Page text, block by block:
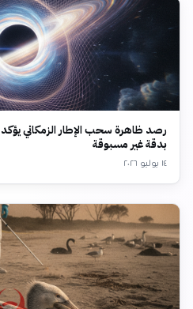
رصد ظاهرة سحب الإطار الزمكاني يؤكد
بدقة غير مسبوقة
١٤ يوليو ٢٠٢٦